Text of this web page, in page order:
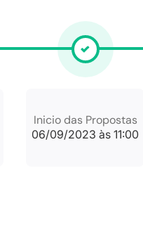
Inicio das Propostas
06/09/2023 às 11:00